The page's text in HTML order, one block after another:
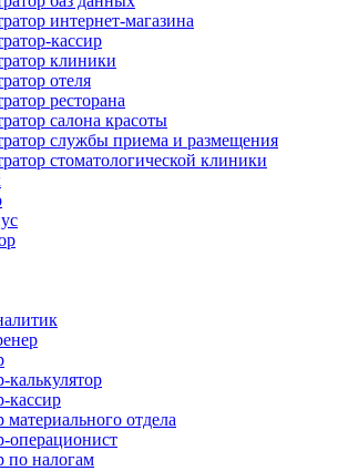
интернет-магазина
кассир
клиники
отеля
ресторана
салона красоты
службы приема и размещения
стоматологической клиники
калькулятор
кассир
материального отдела
операционист
по налогам